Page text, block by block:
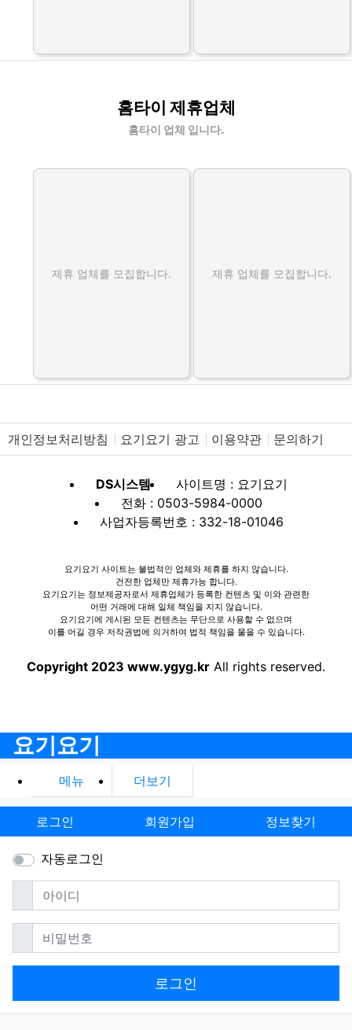
홈타이 제휴업체
홈타이 업체 입니다.
제휴 업체를 모집합니다. 제휴 업체를 모집합니다.
개인정보처리방침 요기요기 광고 이용약관 문의하기
DS시스템
사이트명 : 요기요기
전화 : 0503-5984-0000
사업자등록번호 : 332-18-01046
요기요기 사이트는 불법적인 업체와 제휴를 하지 않습니다.
건전한 업체만 제휴가능 합니다.
요기요기는 정보제공자로서 제휴업체가 등록한 컨텐츠 및 이와 관련한
어떤 거래에 대해 일체 책임을 지지 않습니다.
요기요기에 게시된 모든 컨텐츠는 무단으로 사용할 수 없으며
이를 어길 경우 저작권법에 의거하여 법적 책임을 물을 수 있습니다.
Copyright 2023 www.ygyg.kr All rights reserved.
요기요기
메뉴 더보기
로그인 회원가입 정보찾기
자동로그인
아이디필수
비밀번호필수
로그인